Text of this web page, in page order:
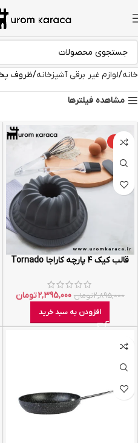
خانه لوازم غیر برقی آشپزخانه ظروف
مشاهده فیلترها
-17%
قالب کیک ۴ پارچه کاراجا Tornado
2,895,000تومان 2,395,000تومان
افزودن به سبد خرید